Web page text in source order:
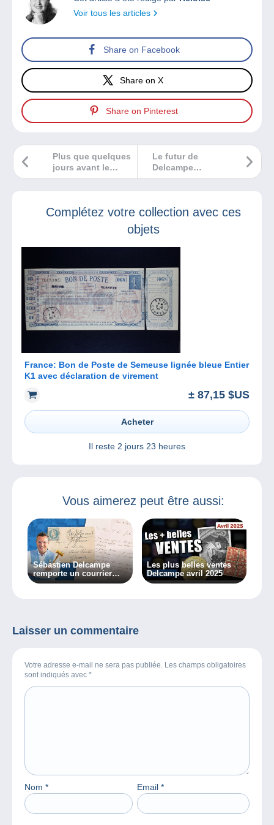
Voir tous les articles
Share on Facebook
Share on X
Share on Pinterest
Le futur de
Delcampe
commence
Plus que quelques
jours avant le
Congrès Mondial
de Paris 2026 à
Complétez votre collection avec ces
objets
France: Bon de Poste de Semeuse lignée bleue Entier
K1 avec déclaration de virement
± 87,15 $US
Acheter
Il reste 2 jours 23 heures
Vous aimerez peut être aussi:
Sébastien Delcampe
remporte un courrier
« Ballon Monté » à
Les plus belles ventes
Delcampe avril 2025
Laisser un commentaire
Votre adresse e-mail ne sera pas publiée. Les champs obligatoires
sont indiqués avec *
Nom * Email *